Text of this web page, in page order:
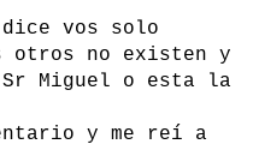
vos solo
otros no existen y
Sr Miguel o esta la
y me reí a